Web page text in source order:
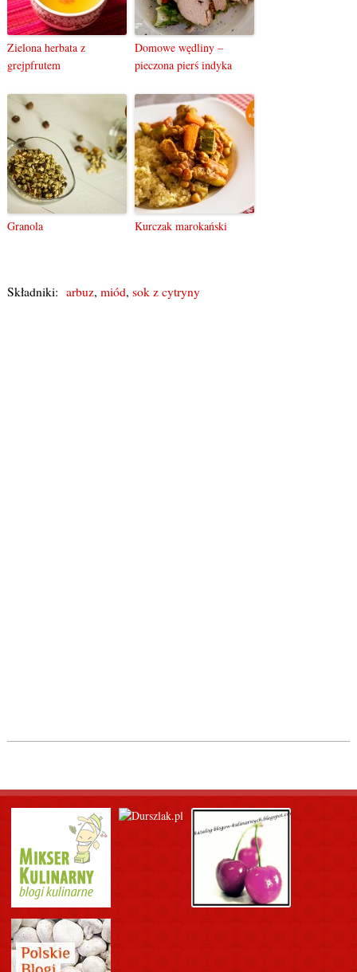
Zielona herbata z
grejpfrutem
Domowe wędliny –
pieczona pierś indyka
Granola Kurczak marokański
Składniki: arbuz, miód, sok z cytryny